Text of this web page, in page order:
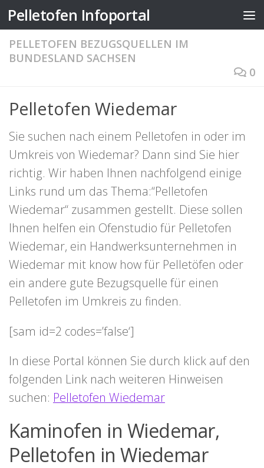
Zum Inhalt springen
Pelletofen Infoportal
PELLETOFEN BEZUGSQUELLEN IM
BUNDESLAND SACHSEN
0
Pelletofen Wiedemar
Sie suchen nach einem Pelletofen in oder im
Umkreis von Wiedemar? Dann sind Sie hier
richtig. Wir haben Ihnen nachfolgend einige
Links rund um das Thema:“Pelletofen
Wiedemar“ zusammen gestellt. Diese sollen
Ihnen helfen ein Ofenstudio für Pelletofen
Wiedemar, ein Handwerksunternehmen in
Wiedemar mit know how für Pelletöfen oder
ein andere gute Bezugsquelle für einen
Pelletofen im Umkreis zu finden.
[sam id=2 codes=’false‘]
In diese Portal können Sie durch klick auf den
folgenden Link nach weiteren Hinweisen
suchen: Pelletofen Wiedemar
Kaminofen in Wiedemar,
Pelletofen in Wiedemar